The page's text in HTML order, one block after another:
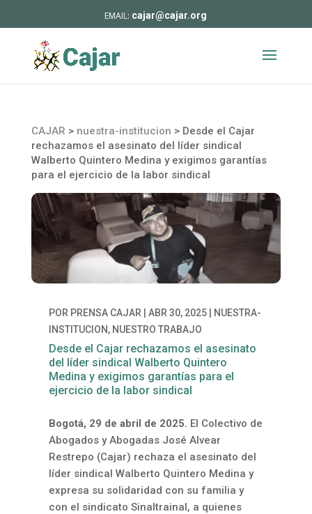
cajar@cajar.org
CAJAR > nuestra-institucion > Desde el Cajar
rechazamos el asesinato del líder sindical
Walberto Quintero Medina y exigimos garantías
para el ejercicio de la labor sindical
POR PRENSA CAJAR ABR 30, 2025|
NUESTRA-
INSTITUCION, NUESTRO TRABAJO
Desde el Cajar rechazamos el asesinato
del líder sindical Walberto Quintero
Medina y exigimos garantías para el
ejercicio de la labor sindical
Bogotá, 29 de abril de 2025. El Colectivo de
Abogados y Abogadas José Alvear
Restrepo (Cajar) rechaza el asesinato del
líder sindical Walberto Quintero Medina y
expresa su solidaridad con su familia y
con el sindicato Sinaltrainal, a quienes